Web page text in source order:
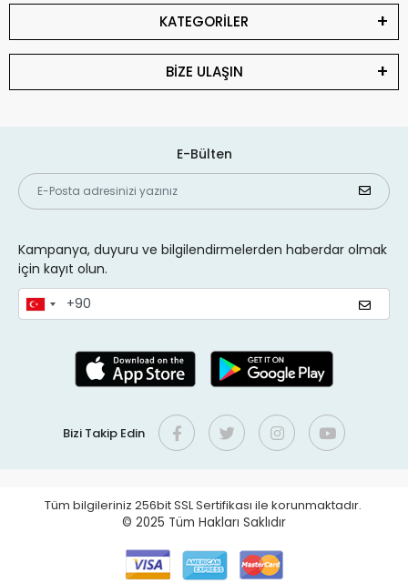
KATEGORİLER
BİZE ULAŞIN
E-Bülten
Kampanya, duyuru ve bilgilendirmelerden haberdar olmak
için kayıt olun.
Bizi Takip Edin
Tüm bilgileriniz 256bit SSL Sertifikası ile korunmaktadır.
© 2025 Tüm Hakları Saklıdır